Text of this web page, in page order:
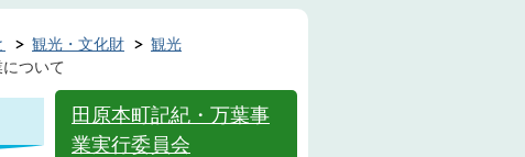
観光・文化財
観光
ついて
田原本町記紀・万葉事
業実行委員会